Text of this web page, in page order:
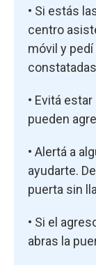
• Si estás
centro
móvil y
• Evitá
pueden
• Alertá a
ayudarte.
puerta sin
• Si el
abras la